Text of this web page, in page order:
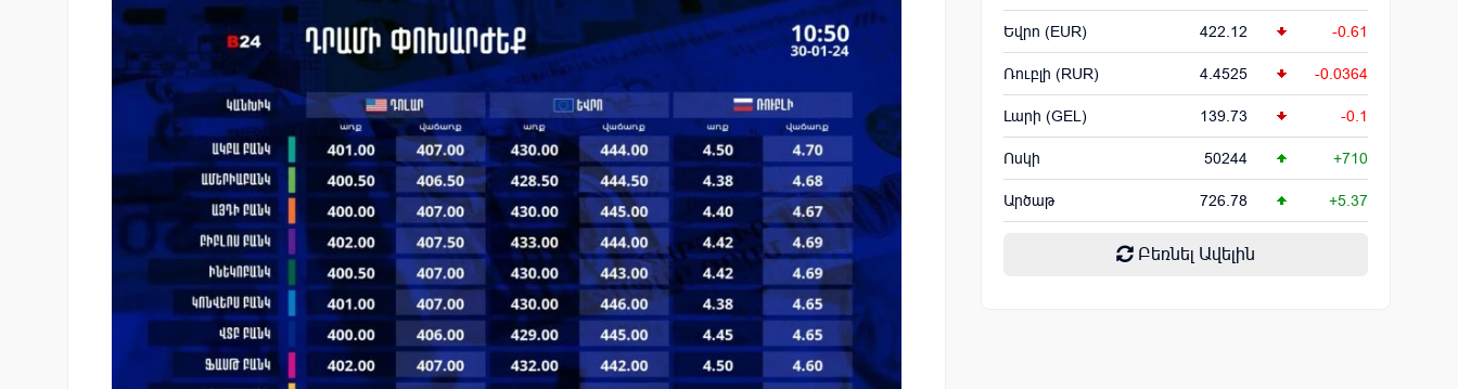
Եվրո (EUR) 422.12 -0.61
Ռուբլի (RUR) 4.4525 -0.0364
Լարի (GEL) 139.73 -0.1
Ոսկի 50244 +710
Արծաթ 726.78 +5.37
Բեռնել Ավելին